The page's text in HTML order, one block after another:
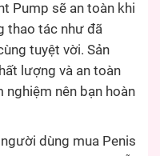
Pump sẽ an toàn khi
thao tác như đã
tuyệt vời. Sản
lượng và an toàn
nên bạn hoàn
dùng mua Penis